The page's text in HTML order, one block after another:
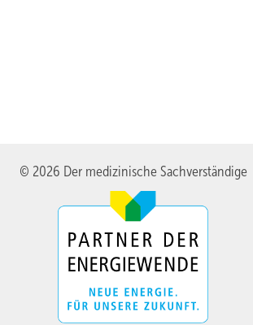
© 2026 Der medizinische Sachverständige